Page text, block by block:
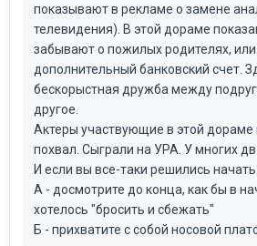
показывают в рекламе о замене
телевидения). В этой дораме
забывают о пожилых родителях,
дополнительный банковский счет.
бескорыстная дружба между
другое.
Актеры участвующие в этой
похвал. Сыграли на УРА. У многих
И если вы все-таки решились
А - досмотрите до конца, как бы в
хотелось "бросить и сбежать"
Б - прихватите с собой носовой